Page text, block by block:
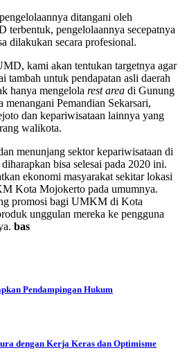
ditangani oleh
pengelolaannya secepatnya
dilakukan secara profesional.
kami akan tentukan targetnya agar
tambah untuk pendapatan asli daerah
hanya mengelola rest area di Gunung
menangani Pemandian Sekarsari,
dan kepariwisataan lainnya yang
walikota.
menunjang sektor kepariwisataan di
bisa selesai pada 2020 ini.
ekonomi masyarakat sekitar lokasi
Kota Mojokerto pada umumnya.
promosi bagi UMKM di Kota
unggulan mereka ke pengguna
bas
Pendampingan Hukum
dengan Kerja Keras dan Optimisme